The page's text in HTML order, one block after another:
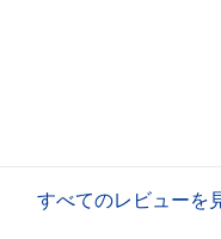
すべてのレビューを